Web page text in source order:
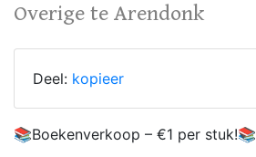
Overige te Arendonk
Deel: kopieer
📚Boekenverkoop – €1 per stuk!📚